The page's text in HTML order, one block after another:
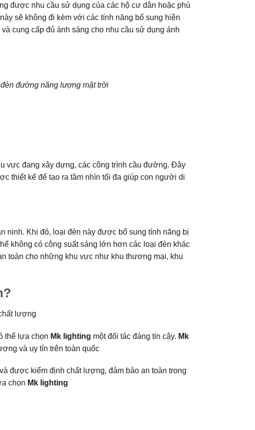
được nhu cầu sử dụng của các hộ cư dân hoặc phù
sẽ không đi kèm với các tính năng bổ sung hiện
cung cấp đủ ánh sáng cho nhu cầu sử dụng ánh
đường năng lượng mặt trời
vực đang xây dựng, các công trình cầu đường. Đây
thiết kế để tạo ra tầm nhìn tối đa giúp con người di
ninh. Khi đó, loại đèn này được bổ sung tính năng bị
không có công suất sáng lớn hơn các loại đèn khác
toàn cho những khu vực như khu thương mại, khu
lượng
thể lựa chọn Mk lighting một đối tác đáng tin cậy. Mk
và uy tín trên toàn quốc
được kiểm định chất lượng, đảm bảo an toàn trong
chọn Mk lighting